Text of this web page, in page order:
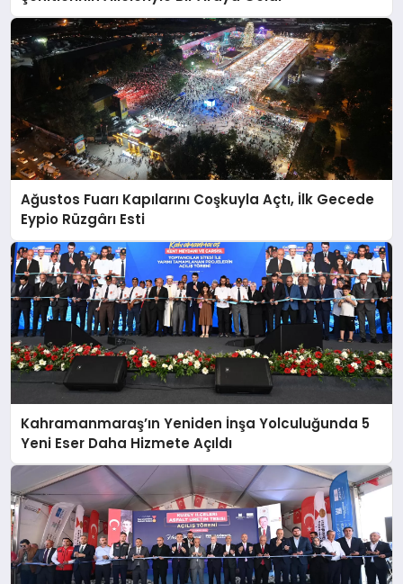
Ağustos Fuarı Kapılarını Coşkuyla Açtı, İlk Gecede
Eypio Rüzgârı Esti
Kahramanmaraş’ın Yeniden İnşa Yolculuğunda 5
Yeni Eser Daha Hizmete Açıldı